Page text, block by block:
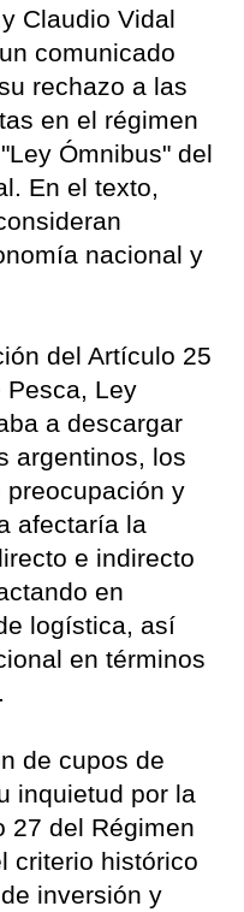
Claudio Vidal
comunicado
rechazo a las
en el régimen
Ómnibus" del
En el texto,
nacional y
del Artículo 25
Pesca, Ley
a descargar
argentinos, los
preocupación y
afectaría la
e indirecto
en
logística, así
en términos
de cupos de
inquietud por la
27 del Régimen
criterio histórico
inversión y